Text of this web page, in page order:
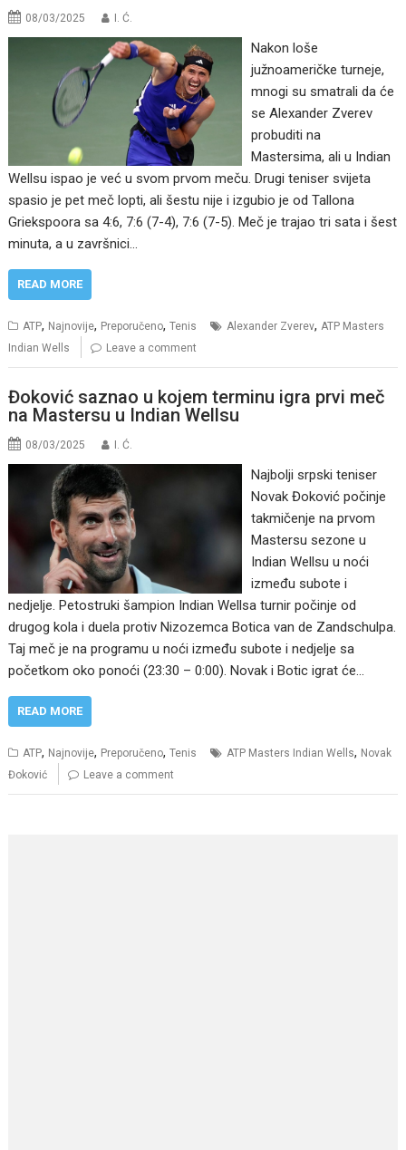
08/03/2025 I. Ć.
Nakon loše
južnoameričke turneje,
mnogi su smatrali da će
se Alexander Zverev
probuditi na
Mastersima, ali u Indian
Wellsu ispao je već u svom prvom meču. Drugi teniser svijeta
spasio je pet meč lopti, ali šestu nije i izgubio je od Tallona
Griekspoora sa 4:6, 7:6 (7-4), 7:6 (7-5). Meč je trajao tri sata i šest
minuta, a u završnici…
READ MORE
ATP, Najnovije, Preporučeno,Tenis Alexander Zverev,ATP Masters
Indian Wells
Leave a comment
Đoković saznao u kojem terminu igra prvi meč
na Mastersu u Indian Wellsu
08/03/2025 I. Ć.
Najbolji srpski teniser
Novak Đoković počinje
takmičenje na prvom
Mastersu sezone u
Indian Wellsu u noći
između subote i
nedjelje. Petostruki šampion Indian Wellsa turnir počinje od
drugog kola i duela protiv Nizozemca Botica van de Zandschulpa.
Taj meč je na programu u noći između subote i nedjelje sa
početkom oko ponoći (23:30 – 0:00). Novak i Botic igrat će…
READ MORE
ATP, Najnovije, Preporučeno,Tenis ATP Masters Indian Wells, Novak
Đoković
Leave a comment